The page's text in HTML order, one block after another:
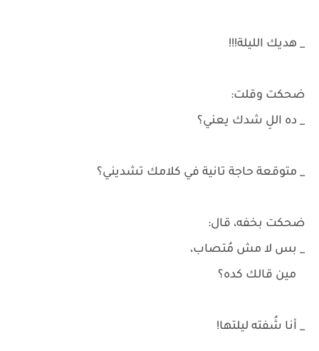
_ هديك الليلة!!!
ضحكت وقلت:
_ ده اللِ شدك يعني؟
_ متوقعة حاجة تانية في كلامك تشديني؟
ضحكت بخفه، قال:
_ بس لا مش مُتصاب،
مين قالك كده؟
_ أنا شُفته ليلتها!